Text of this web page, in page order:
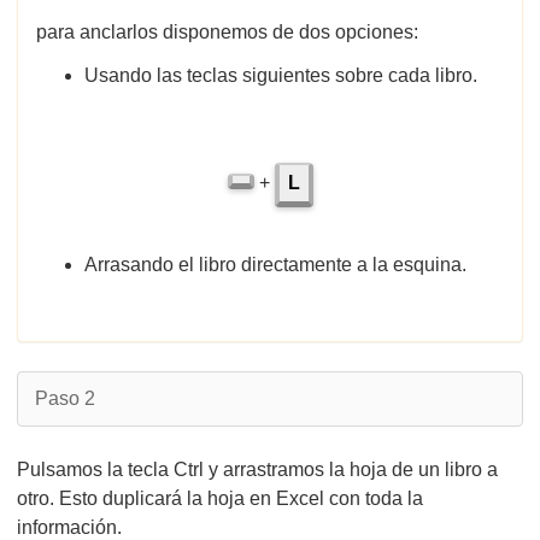
para anclarlos disponemos de dos opciones:
Usando las teclas siguientes sobre cada libro.
+ L
Arrasando el libro directamente a la esquina.
Paso 2
Pulsamos la tecla Ctrl y arrastramos la hoja de un libro a
otro. Esto duplicará la hoja en Excel con toda la
información.